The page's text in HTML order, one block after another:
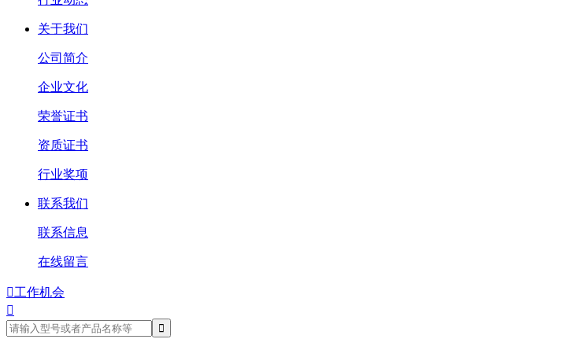
关于我们
公司简介
企业文化
荣誉证书
资质证书
行业奖项
联系我们
联系信息
在线留言
工作机会
